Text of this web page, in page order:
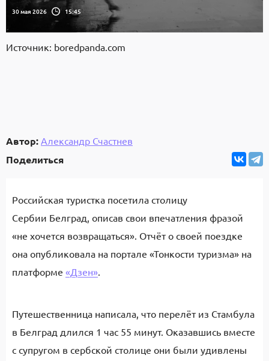
30 мая 2026 15:45
Источник: boredpanda.com
Автор: Александр Счастнев
Поделиться
Российская туристка посетила столицу
Сербии Белград, описав свои впечатления фразой
«не хо­чет­ся возвращаться». Отчёт о своей поездке
она опубликовала на портале «Тонкости туризма» на
платформе «Дзен».
Путешественница написала, что перелёт из Стамбула
в Белград длился 1 час 55 минут. Оказавшись вместе
с супругом в сербской столице они были удивлены